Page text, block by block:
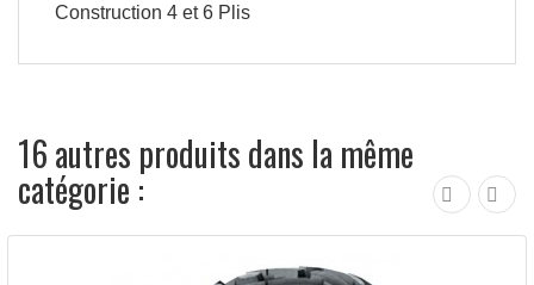
Construction 4 et 6 Plis
16 autres produits dans la même
catégorie :